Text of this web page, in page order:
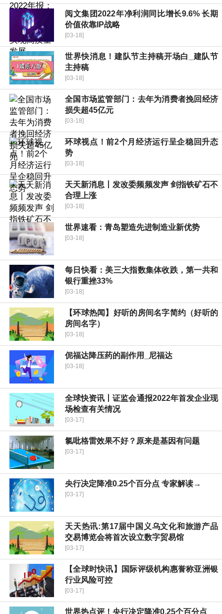
阅文集团2022年净利润同比增长9.6% 长期
价值依靠IP战略
[03-18]
世界快消息！建队节主持稿开场白_建队节
主持稿
[03-18]
全国市场监管部门：去年为消费者挽回经济
损失超45亿元
[03-18]
环球视点！前2个月经济运行呈企稳回升态
势
[03-18]
天天新消息丨发改委频频发声 剑指铁矿石不
合理上涨
[03-18]
世界速看：青岛塑造先进制造业新优势
[03-18]
每日快看：美三大指数集体收跌，第一共和
银行重挫33%
[03-18]
【环球热闻】好听的房间名字简约（好听的
房间名字）
[03-18]
伲福达降压药的副作用_尼福达
[03-18]
全球快资讯丨证监会通报2022年首发企业现
场检查有关情况
[03-17]
氯吡格雷效果不好？原来是基因有问题
[03-17]
央行决定降准0.25个百分点 专家解读→
[03-17]
天天热讯:第17届中国义乌文化和旅游产品
交易博览会将首次设立数字贸易馆
[03-17]
【全球时快讯】国际评级机构惠誉称亚洲银
行业风险可控
[03-17]
世界热点评！央行决定降准0.25个百分点